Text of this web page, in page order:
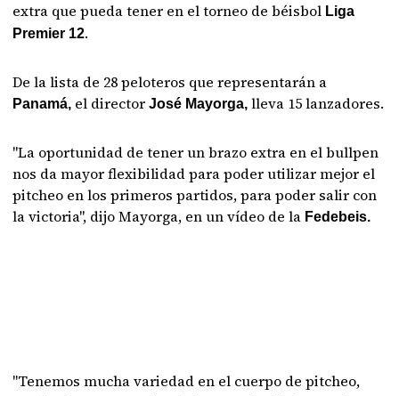
extra que pueda tener en el torneo de béisbol Liga
Premier 12.
De la lista de 28 peloteros que representarán a
Panamá, el directorJosé Mayorga, lleva 15 lanzadores.
"La oportunidad de tener un brazo extra en el bullpen
nos da mayor flexibilidad para poder utilizar mejor el
pitcheo en los primeros partidos, para poder salir con
la victoria", dijo Mayorga, en un vídeo de la Fedebeis.
"Tenemos mucha variedad en el cuerpo de pitcheo,